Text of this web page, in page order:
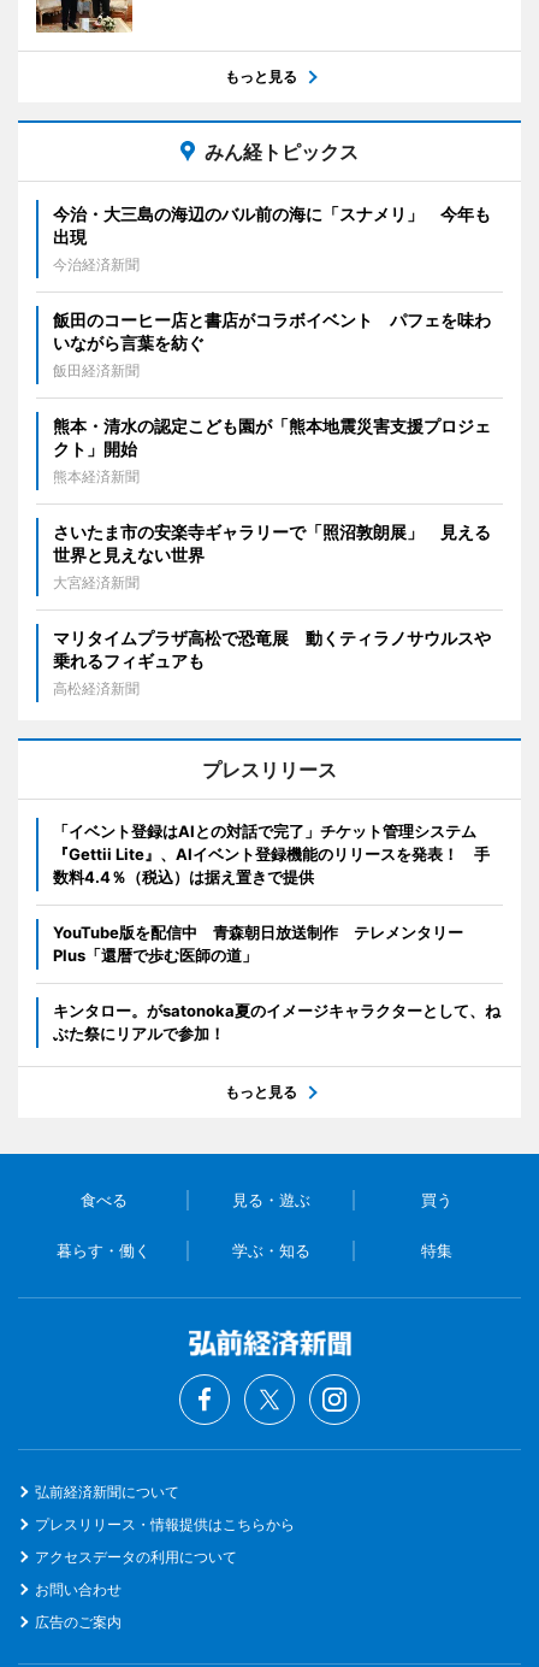
もっと見る
みん経トピックス
今治・大三島の海辺のバル前の海に「スナメリ」 今年も
出現
今治経済新聞
飯田のコーヒー店と書店がコラボイベント パフェを味わ
いながら言葉を紡ぐ
飯田経済新聞
熊本・清水の認定こども園が「熊本地震災害支援プロジェ
クト」開始
熊本経済新聞
さいたま市の安楽寺ギャラリーで「照沼敦朗展」 見える
世界と見えない世界
大宮経済新聞
マリタイムプラザ高松で恐竜展 動くティラノサウルスや
乗れるフィギュアも
高松経済新聞
プレスリリース
「イベント登録はAIとの対話で完了」チケット管理システム
『Gettii Lite』、AIイベント登録機能のリリースを発表！ 手
数料4.4％（税込）は据え置きで提供
YouTube版を配信中 青森朝日放送制作 テレメンタリー
Plus「還暦で歩む医師の道」
キンタロー。がsatonoka夏のイメージキャラクターとして、ね
ぶた祭にリアルで参加！
もっと見る
食べる 見る・遊ぶ 買う
暮らす・働く 学ぶ・知る 特集
弘前経済新聞について
プレスリリース・情報提供はこちらから
アクセスデータの利用について
お問い合わせ
広告のご案内